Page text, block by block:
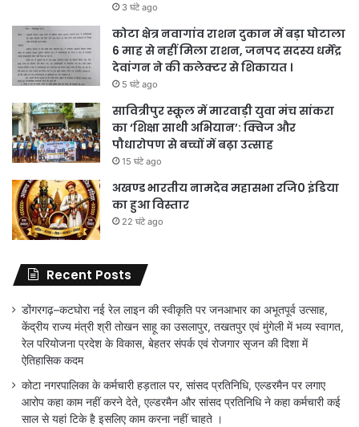
3 घंटे ago
कोटा क्षेत्र नवागांव राशन दुकान में बड़ा घोटाला
6 माह से नहीं मिला राशन, जनपद सदस्य धर्मेंद्र
देवांगन ने की कलेक्टर से शिकायत ।
5 घंटे ago
सावित्रीपुर स्कूल में मारवाड़ी युवा मंच सांकरा
का ‘शिक्षा साथी अभियान’: क्विज और
पौधारोपण से बच्चों में बढ़ा उत्साह
15 घंटे ago
अखण्ड भारतीय नामदेव महासभा रजि0 इंडिया
का हुआ विस्तार
22 घंटे ago
Recent Posts
डोंगरगढ़–कटघोरा नई रेल लाइन की स्वीकृति पर जनआभार का अभूतपूर्व उत्साह,
केंद्रीय राज्य मंत्री श्री तोखन साहू का उसलापुर, तखतपुर एवं मुंगेली में भव्य स्वागत,
रेल परियोजना प्रदेश के विकास, बेहतर संपर्क एवं रोजगार सृजन की दिशा में
ऐतिहासिक कदम
कोटा नगरपालिका के कर्मचारी हड़ताल पर, सांसद प्रतिनिधि, एल्डरमैन पर लगाए
आरोप कहा काम नहीं करने देते, एल्डरमैन और सांसद प्रतिनिधि ने कहा कर्मचारी कई
साल से यहां टिके है इसलिए काम करना नहीं चाहते ।